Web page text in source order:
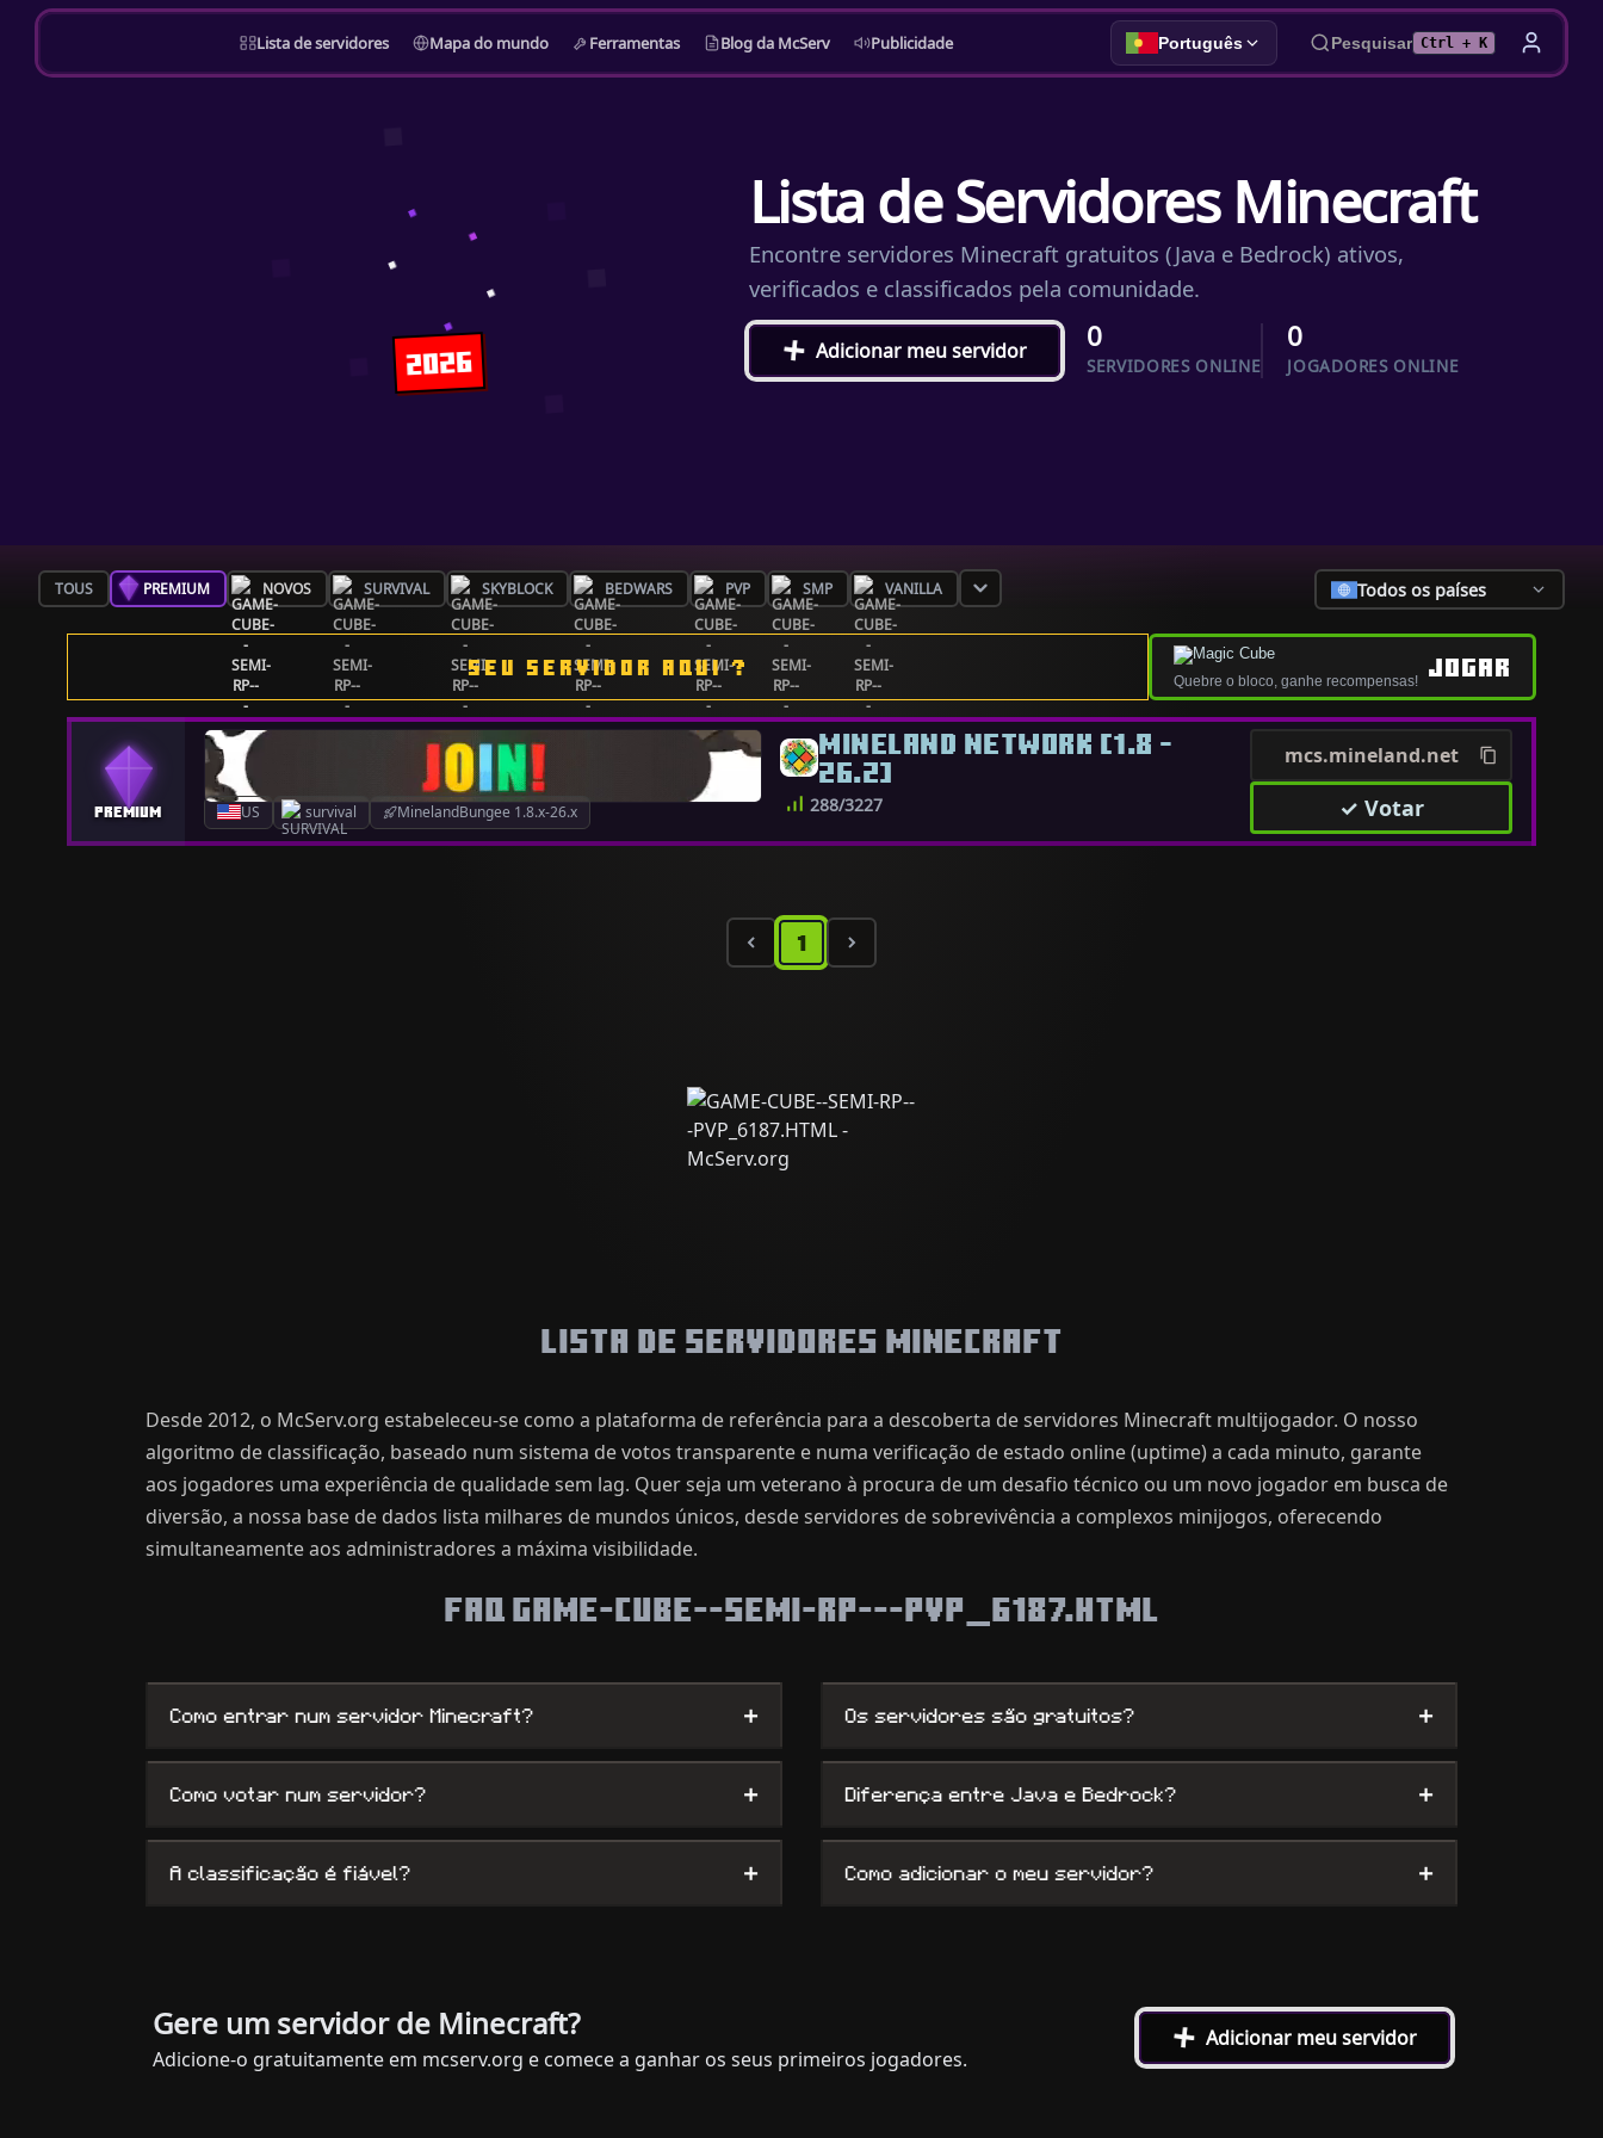
Lista de servidores Mapa do mundo Ferramentas Blog da McServ Publicidade Português Pesquisar Ctrl + K
2026
Lista de Servidores Minecraft
Encontre servidores Minecraft gratuitos (Java e Bedrock) ativos,
verificados e classificados pela comunidade.
+ Adicionar meu servidor 0
SERVIDORES ONLINE
0
JOGADORES ONLINE
TOUS PREMIUM NOVOS SURVIVAL SKYBLOCK BEDWARS PVP SMP VANILLA Todos os países
SEU SERVIDOR AQUI ? Quebre o bloco, ganhe recompensas! JOGAR
US survival MinelandBungee 1.8.x-26.x
MINELAND NETWORK [1.8 -
26.2]
288/3227
mcs.mineland.net
✓ Votar
1
Lista de Servidores Minecraft
Desde 2012, o McServ.org estabeleceu-se como a plataforma de referência para a descoberta de servidores Minecraft multijogador. O nosso
algoritmo de classificação, baseado num sistema de votos transparente e numa verificação de estado online (uptime) a cada minuto, garante
aos jogadores uma experiência de qualidade sem lag. Quer seja um veterano à procura de um desafio técnico ou um novo jogador em busca de
diversão, a nossa base de dados lista milhares de mundos únicos, desde servidores de sobrevivência a complexos minijogos, oferecendo
simultaneamente aos administradores a máxima visibilidade.
FAQ GAME-CUBE--SEMI-RP---PVP_6187.HTML
Como entrar num servidor Minecraft? + Os servidores são gratuitos? +
Como votar num servidor? + Diferença entre Java e Bedrock? +
A classificação é fiável? + Como adicionar o meu servidor? +
Gere um servidor de Minecraft?
Adicione-o gratuitamente em mcserv.org e comece a ganhar os seus primeiros jogadores. + Adicionar meu servidor